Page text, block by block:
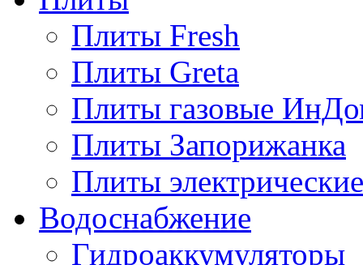
Плиты Fresh
Плиты Greta
Плиты газовые
Плиты Запорижанка
Плиты
Водоснабжение
Гидроаккумуляторы